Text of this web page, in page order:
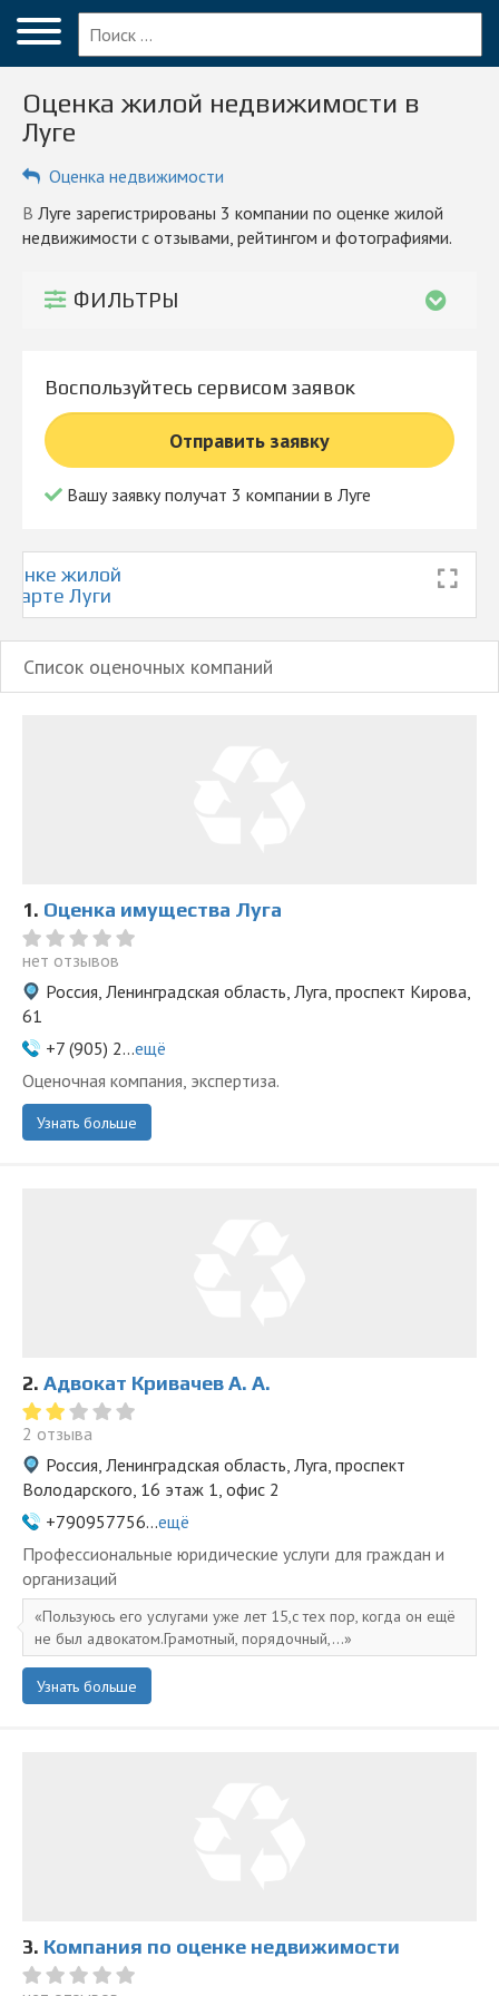
Меню
Главная
Вопрос эксперту
Экспертизы
Оценка
Блог
КОМПАНИЯМ
Личный кабинет
Оценка жилой недвижимости в
Луге
Оценка недвижимости
в Луге зарегистрированы 3 компании по оценке жилой
недвижимости с отзывами, рейтингом и фотографиями.
ФИЛЬТРЫ
Воспользуйтесь сервисом заявок
Отправить заявку
Вашу заявку получат 3 компании в Луге
жилой
Луги
Список оценочных компаний
1. Оценка имущества Луга
нет отзывов
Россия, Ленинградская область, Луга, проспект Кирова,
61
+7 (905) 2...ещё
Оценочная компания, экспертиза.
Узнать больше
2. Адвокат Кривачев А. А.
2 отзыва
Россия, Ленинградская область, Луга, проспект
Володарского, 16 этаж 1, офис 2
+790957756...ещё
Профессиональные юридические услуги для граждан и
организаций
Пользуюсь его услугами уже лет 15,с тех пор, когда он ещё
не был адвокатом.Грамотный, порядочный,...
Узнать больше
3. Компания по оценке недвижимости